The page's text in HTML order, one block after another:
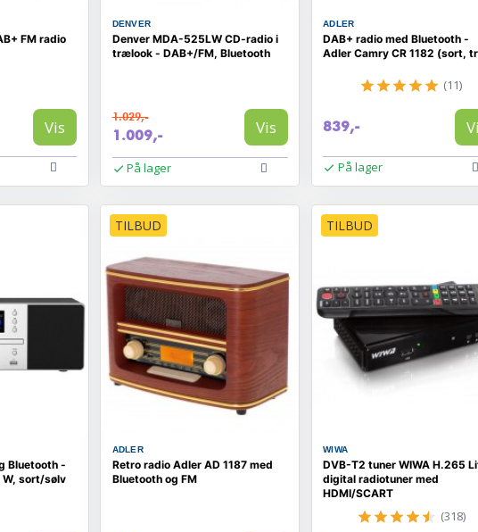
FM radio
Vis
DENVER
Denver MDA-525LW CD-radio i
trælook - DAB+/FM, Bluetooth
1.029,-
1.009,- Vis
På lager
ADLER
DAB+ radio med Bluetooth -
Adler Camry CR 1182 (sort,
(11)
839,-
På lager
Bluetooth -
W, sort/sølv
TILBUD
ADLER
Retro radio Adler AD 1187 med
Bluetooth og FM
TILBUD
WIWA
DVB-T2 tuner WIWA H.265
digital radiotuner med
HDMI/SCART
(318)